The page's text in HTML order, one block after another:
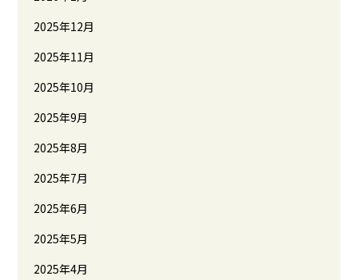
2025年12月
2025年11月
2025年10月
2025年9月
2025年8月
2025年7月
2025年6月
2025年5月
2025年4月